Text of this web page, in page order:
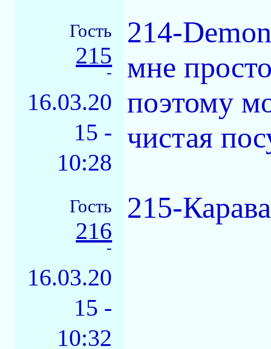
Гость
215
-
16.03.20
15 -
10:28
214-
мне
поэтому
чистая
Гость
216
-
16.03.20
15 -
10:32
215-